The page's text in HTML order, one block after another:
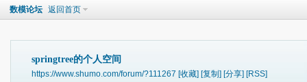
数模论坛 返回首页
springtree的个人空间
https://www.shumo.com/forum/?111267 [收藏] [复制] [分享] [RSS]